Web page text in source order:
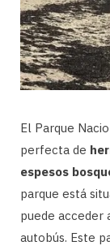
El Parque
perfecta de
espesos
parque está
puede acceder
autobús. Este